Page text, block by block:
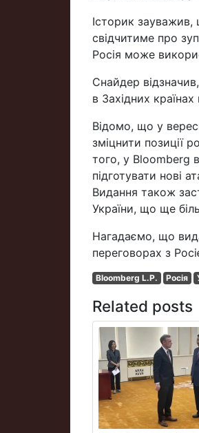
Історик
свідчитиме про
Росія може
Снайдер
в Західних
Відомо, що у
зміцнити позиції
того, у Bloomberg
підготувати нові
Видання також
України, що ще
Нагадаємо, що
переговорах з
Bloomberg L.P. Росія
Related posts